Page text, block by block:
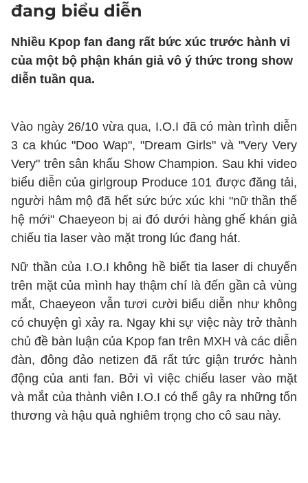
đang biểu diễn
Nhiều Kpop fan đang rất bức xúc trước hành vi
của một bộ phận khán giả vô ý thức trong show
diễn tuần qua.
Vào ngày 26/10 vừa qua, I.O.I đã có màn trình diễn
3 ca khúc "Doo Wap", "Dream Girls" và "Very Very
Very" trên sân khấu Show Champion. Sau khi video
biểu diễn của girlgroup Produce 101 được đăng tải,
người hâm mộ đã hết sức bức xúc khi "nữ thần thế
hệ mới" Chaeyeon bị ai đó dưới hàng ghế khán giả
chiếu tia laser vào mặt trong lúc đang hát.
Nữ thần của I.O.I không hề biết tia laser di chuyển
trên mặt của mình hay thậm chí là đến gần cả vùng
mắt, Chaeyeon vẫn tươi cười biểu diễn như không
có chuyện gì xảy ra. Ngay khi sự việc này trở thành
chủ đề bàn luận của Kpop fan trên MXH và các diễn
đàn, đông đảo netizen đã rất tức giận trước hành
động của anti fan. Bởi vì việc chiếu laser vào mặt
và mắt của thành viên I.O.I có thể gây ra những tổn
thương và hậu quả nghiêm trọng cho cô sau này.